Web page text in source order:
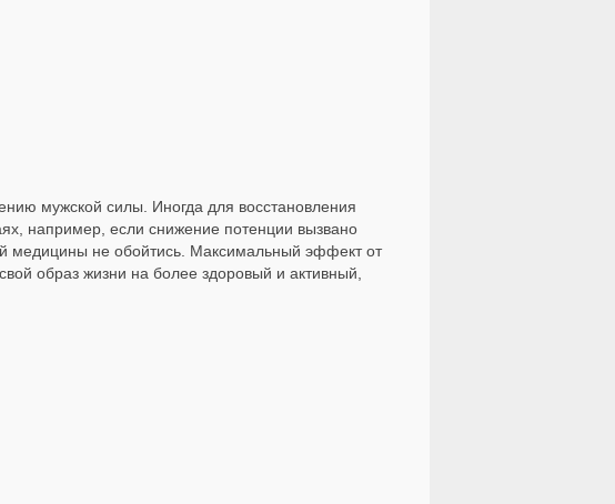
мужской силы. Иногда для восстановления
например, если снижение потенции вызвано
медицины не обойтись. Максимальный эффект от
образ жизни на более здоровый и активный,